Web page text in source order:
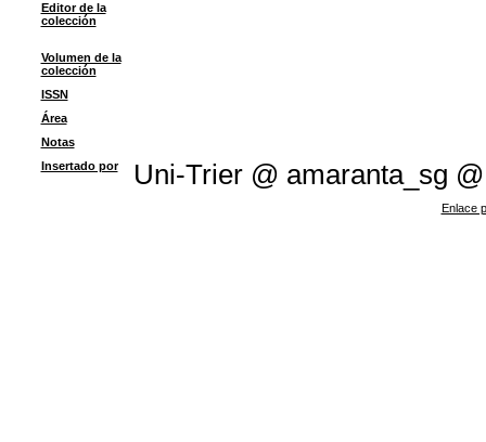
Editor de la
colección
Volumen de la
colección
ISSN
Área
Notas
Insertado por
Uni-Trier @ amaranta_sg @
Enlace